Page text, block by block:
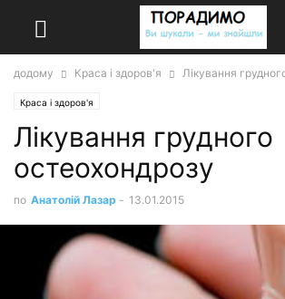
додому Краса і здоров'я Лікування
Краса і здоров'я
Лікування грудного
остеохондрозу
по Анатолій Лазар - 13.01.2015